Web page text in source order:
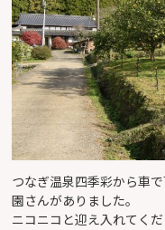
つなぎ温泉四季彩から車
園さんがありました。
ニコニコと迎え入れてく